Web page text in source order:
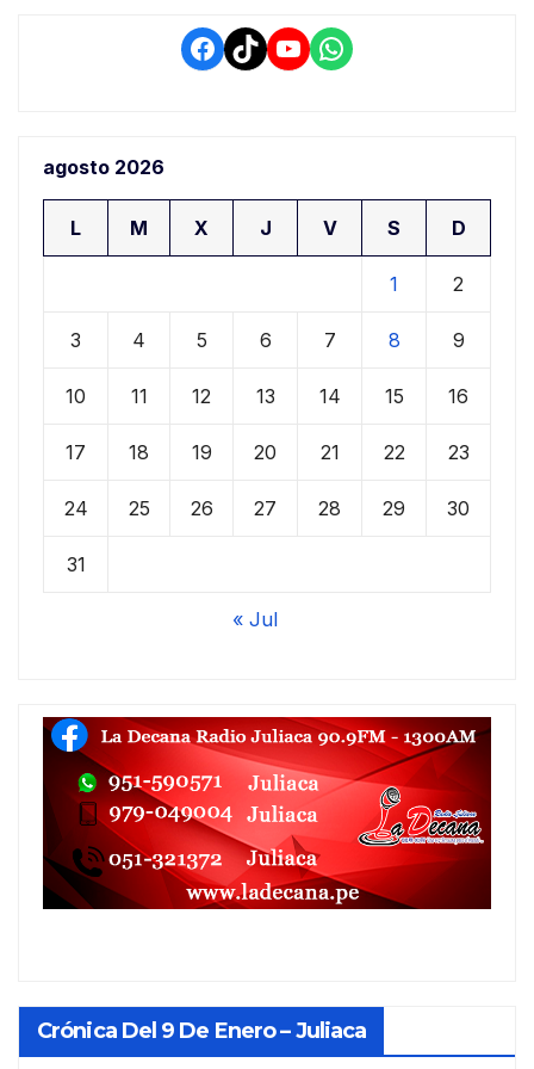
Facebook
TikTokYouTube
WhatsApp
agosto 2026
L M X J V S D
1 2
3 4 5 6 7 8 9
10 11 12 13 14 15 16
17 18 19 20 21 22 23
24 25 26 27 28 29 30
31
« Jul
Crónica Del 9 De Enero – Juliaca